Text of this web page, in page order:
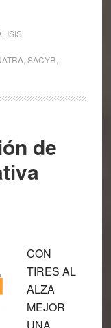
, SACYR
de
CON
TIRES AL
ALZA
MEJOR